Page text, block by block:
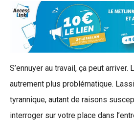
S’ennuyer au travail, ça peut arriver.
autrement plus problématique.
tyrannique, autant de raisons
interroger sur votre place dans